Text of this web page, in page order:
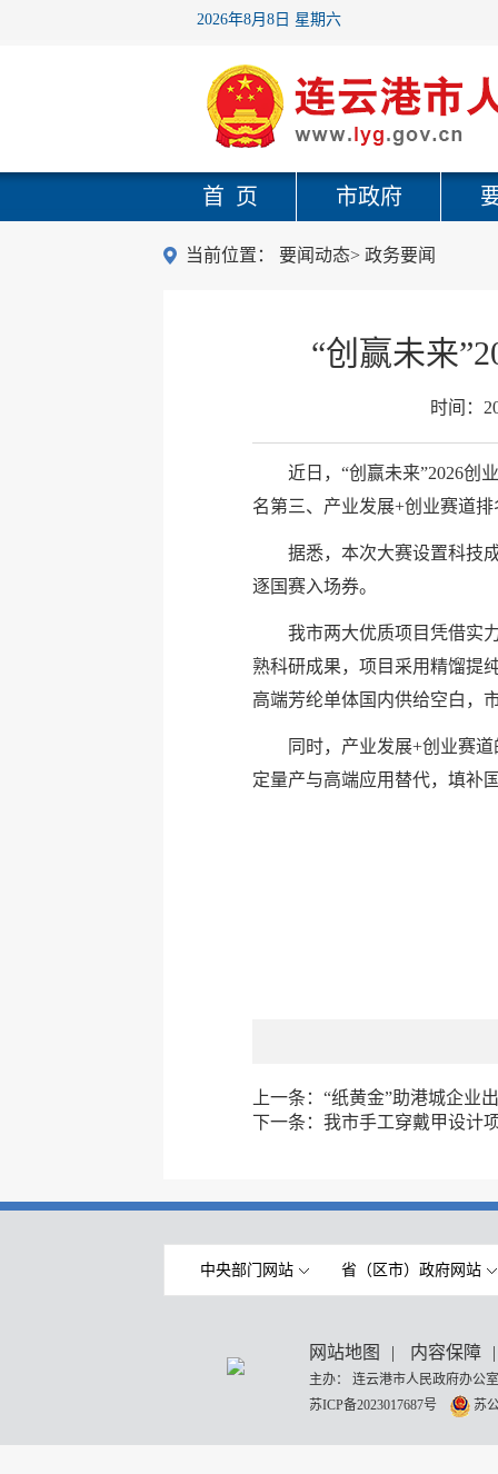
2026年8月8日 星期六
首 页 市政府
当前位置： 要闻动态> 政务要闻
“创赢未来
时间：
近日，“创赢未来”2026创
名第三、产业发展+创业赛道
据悉，本次大赛设置科技
逐国赛入场券。
我市两大优质项目凭借实
熟科研成果，项目采用精馏提
高端芳纶单体国内供给空白，
同时，产业发展+创业赛
定量产与高端应用替代，填补
上一条： “纸黄金”助港城企业
下一条： 我市手工穿戴甲设计
中央部门网站 省（区市）政府网站
网站地图 | 内容保障 |
主办： 连云港市人民政府办
苏ICP备2023017687号
苏